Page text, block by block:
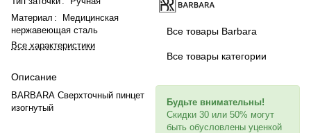
Материал :
Медицинская
нержавеющая сталь
Все характеристики
Описание
BARBARA Сверхточный пинцет
изогнутый
Все товары Barbara
Все товары категории
Будьте внимательны!
Скидки 30 или 50% могут
быть обусловлены уценкой